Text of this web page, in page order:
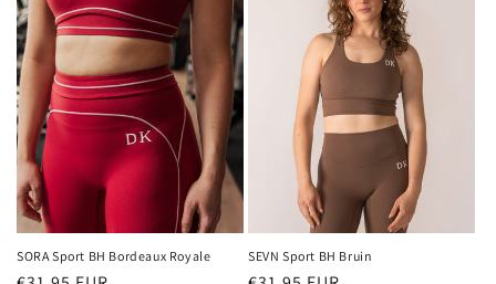
SORA Sport BH Bordeaux Royale SEVN Sport BH Bruin